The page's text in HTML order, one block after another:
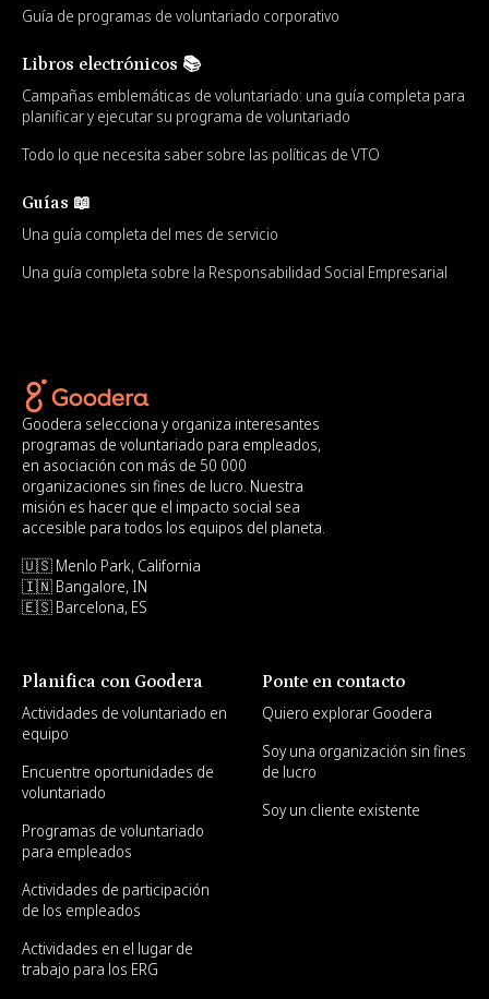
Guía de programas de voluntariado corporativo
Libros electrónicos 📚
Campañas emblemáticas de voluntariado: una guía completa para
planificar y ejecutar su programa de voluntariado
Todo lo que necesita saber sobre las políticas de VTO
Guías 📖
Una guía completa del mes de servicio
Una guía completa sobre la Responsabilidad Social Empresarial
Goodera selecciona y organiza interesantes
programas de voluntariado para empleados,
en asociación con más de 50 000
organizaciones sin fines de lucro. Nuestra
misión es hacer que el impacto social sea
accesible para todos los equipos del planeta.
🇺🇸 Menlo Park, California
🇮🇳 Bangalore, IN
🇪🇸 Barcelona, ES
Planifica con Goodera
Actividades de voluntariado en
equipo
Encuentre oportunidades de
voluntariado
Programas de voluntariado
para empleados
Actividades de participación
de los empleados
Actividades en el lugar de
trabajo para los ERG
Ponte en contacto
Quiero explorar Goodera
Soy una organización sin fines
de lucro
Soy un cliente existente